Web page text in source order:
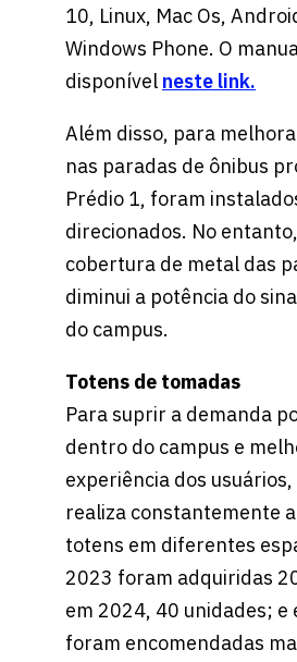
10, Linux, Mac Os,
Windows Phone. O
disponível neste link.
Além disso, para
nas paradas de ônibus
Prédio 1, foram
direcionados. No
cobertura de metal das
diminui a potência do
do campus.
Totens de tomadas
Para suprir a demanda
dentro do campus e
experiência dos
realiza constantemente
totens em diferentes
2023 foram adquiridas
em 2024, 40 unidades; e
foram encomendadas